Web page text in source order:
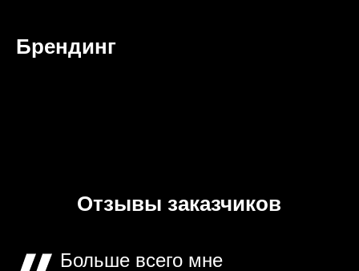
Брендинг
Отзывы заказчиков
Больше всего мне